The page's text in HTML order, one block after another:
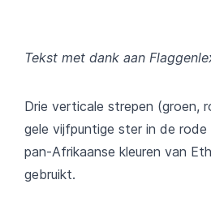
Tekst met dank aan
Drie verticale strepen (groen,
gele vijfpuntige ster in de rode
pan-Afrikaanse kleuren van
gebruikt.